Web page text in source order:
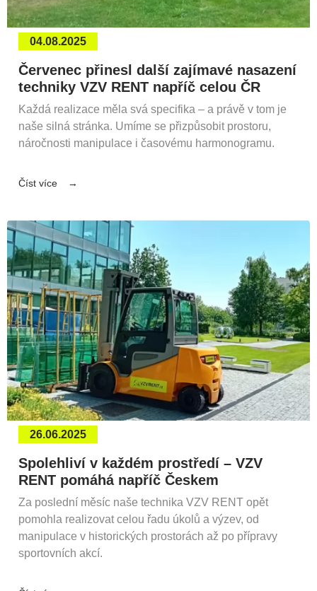
04.08.2025
Červenec přinesl další zajímavé nasazení
techniky VZV RENT napříč celou ČR
Každá realizace měla svá specifika – a právě v tom je
naše silná stránka. Umíme se přizpůsobit prostoru,
náročnosti manipulace i časovému harmonogramu.
Číst více
26.06.2025
Spolehliví v každém prostředí – VZV
RENT pomáhá napříč Českem
Za poslední měsíc naše technika VZV RENT opět
pomohla realizovat celou řadu úkolů a výzev, od
manipulace v historických prostorách až po přípravy
sportovních akcí.